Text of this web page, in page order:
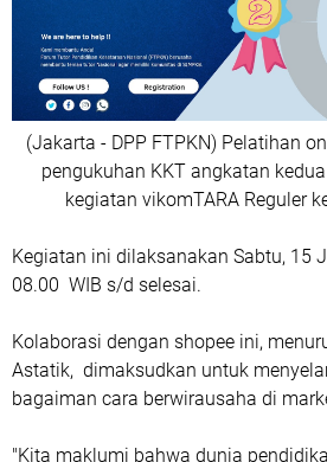
(Jakarta - DPP FTPKN) Pelatihan
pengukuhan KKT angkatan
kegiatan vikomTARA Reguler
Kegiatan ini dilaksanakan Sabtu, 15
08.00 WIB s/d selesai.
Kolaborasi dengan shopee ini,
Astatik, dimaksudkan untuk
bagaiman cara berwirausaha di
"Kita maklumi bahwa dunia